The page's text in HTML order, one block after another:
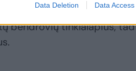
Data Deletion Data Access
internetinės svetainės
bendrovių tinklalapius,